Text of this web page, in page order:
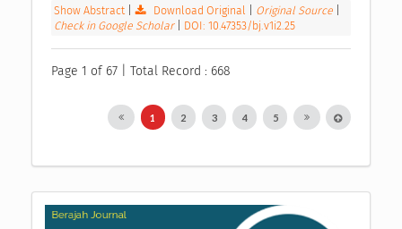
Show Abstract| Download Original Original Source
Check in Google Scholar
DOI: 10.47353/bj.v1i2.25
Page 1 of 67 | Total Record : 668
1 2 3 4 5